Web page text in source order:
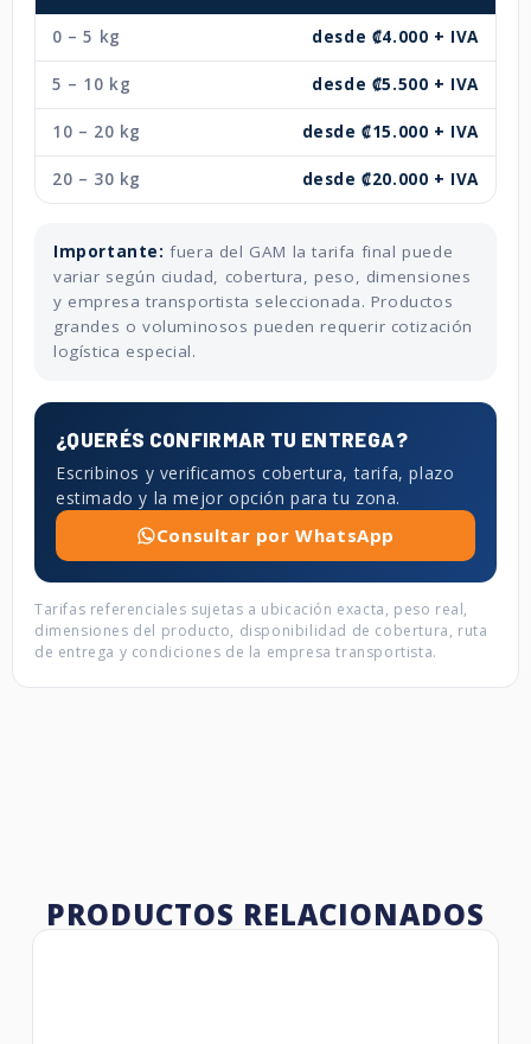
0 – 5 kg desde ₡4.000 + IVA
5 – 10 kg desde ₡5.500 + IVA
10 – 20 kg desde ₡15.000 + IVA
20 – 30 kg desde ₡20.000 + IVA
Importante: fuera del GAM la tarifa final puede
variar según ciudad, cobertura, peso, dimensiones
y empresa transportista seleccionada. Productos
grandes o voluminosos pueden requerir cotización
logística especial.
¿QUERÉS CONFIRMAR TU ENTREGA?
Escribinos y verificamos cobertura, tarifa, plazo
estimado y la mejor opción para tu zona.
Consultar por WhatsApp
Tarifas referenciales sujetas a ubicación exacta, peso real,
dimensiones del producto, disponibilidad de cobertura, ruta
de entrega y condiciones de la empresa transportista.
PRODUCTOS RELACIONADOS